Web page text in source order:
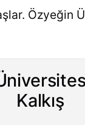
Özyeğin
Kalkış